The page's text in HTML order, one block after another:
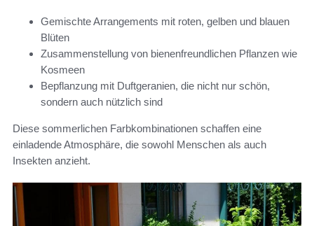
Gemischte Arrangements mit roten, gelben und blauen
Blüten
Zusammenstellung von bienenfreundlichen Pflanzen wie
Kosmeen
Bepflanzung mit Duftgeranien, die nicht nur schön,
sondern auch nützlich sind
Diese sommerlichen Farbkombinationen schaffen eine
einladende Atmosphäre, die sowohl Menschen als auch
Insekten anzieht.